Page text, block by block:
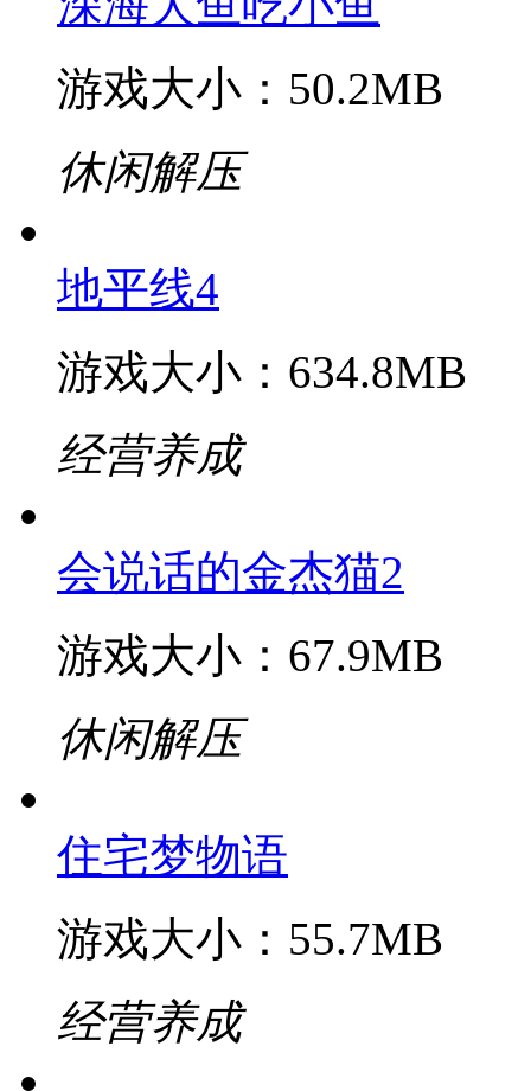
多人联机
深海大鱼吃小鱼
游戏大小：50.2MB
休闲解压
地平线4
游戏大小：634.8MB
经营养成
会说话的金杰猫2
游戏大小：67.9MB
休闲解压